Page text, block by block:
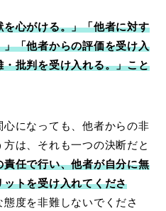
を心がける。」「他者に対す
「他者からの評価を受け入
批判を受け入れる。」こと
になっても、他者からの非
は、それも一つの決断だと
責任で行い、他者が自分に無
トを受け入れてくださ
度を非難しないでくださ